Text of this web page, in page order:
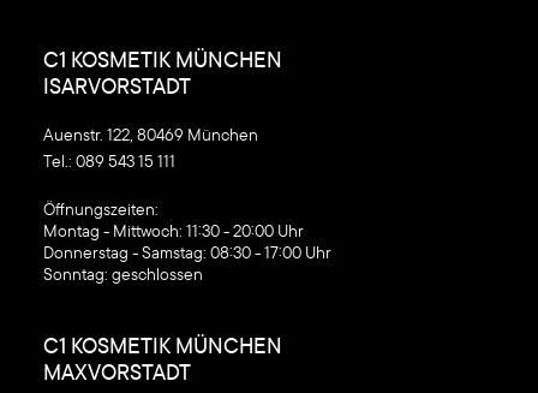
C1 KOSMETIK MÜNCHEN
ISARVORSTADT
Auenstr. 122, 80469 München
Tel.: 089 543 15 111
‍Öffnungszeiten:
Montag - Mittwoch: 11:30 - 20:00 Uhr
Donnerstag - Samstag: 08:30 - 17:00 Uhr
Sonntag: geschlossen
C1 KOSMETIK MÜNCHEN
MAXVORSTADT